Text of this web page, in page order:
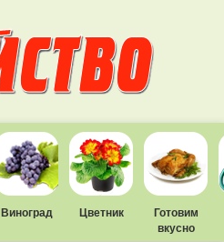
Виноград Цветник
Готовим
вкусно